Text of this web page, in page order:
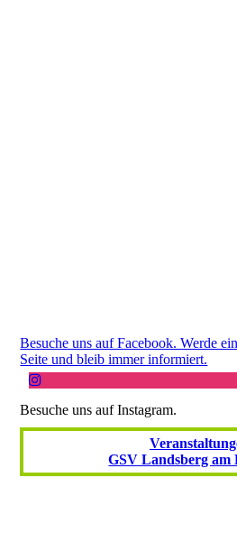
Besuche uns auf Facebook. Werde
Seite und bleib immer informiert.
Besuche uns auf Instagram.
GSV Landsberg am